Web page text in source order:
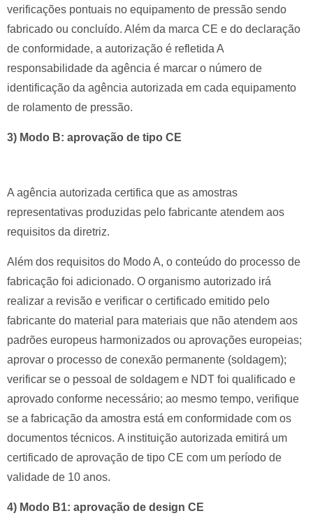
verificações pontuais no equipamento de pressão sendo
fabricado ou concluído. Além da marca CE e do declaração
de conformidade, a autorização é refletida A
responsabilidade da agência é marcar o número de
identificação da agência autorizada em cada equipamento
de rolamento de pressão.
3) Modo B: aprovação de tipo CE
A agência autorizada certifica que as amostras
representativas produzidas pelo fabricante atendem aos
requisitos da diretriz.
Além dos requisitos do Modo A, o conteúdo do processo de
fabricação foi adicionado. O organismo autorizado irá
realizar a revisão e verificar o certificado emitido pelo
fabricante do material para materiais que não atendem aos
padrões europeus harmonizados ou aprovações europeias;
aprovar o processo de conexão permanente (soldagem);
verificar se o pessoal de soldagem e NDT foi qualificado e
aprovado conforme necessário; ao mesmo tempo, verifique
se a fabricação da amostra está em conformidade com os
documentos técnicos. A instituição autorizada emitirá um
certificado de aprovação de tipo CE com um período de
validade de 10 anos.
4) Modo B1: aprovação de design CE